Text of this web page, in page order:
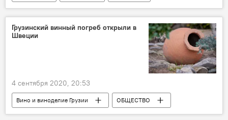
Мультимедиа
День Победы
ВОВ
ОБЩЕСТВО
Грузинский винный погреб открыли в
Швеции
4 сентября 2020, 20:53
Вино и виноделие Грузии
ОБЩЕСТВО
Грузия
КУЛЬТУРА НОВОСТИ